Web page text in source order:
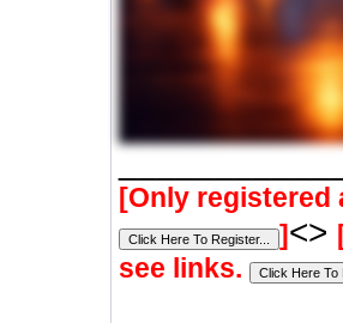
[Only registered
]<>
see links.